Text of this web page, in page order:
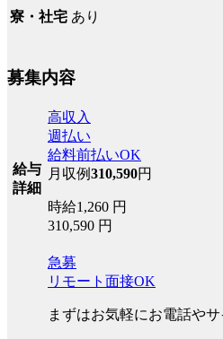
寮・社宅 あり
募集内容
給与
詳細
高収入
週払い
給料前払いOK
月収例310,590円
時給1,260 円
310,590 円
急募
リモート面接OK
まずはお気軽にお電話や